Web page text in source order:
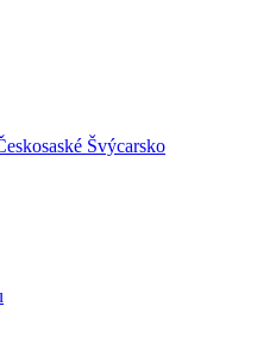
Švýcarsko